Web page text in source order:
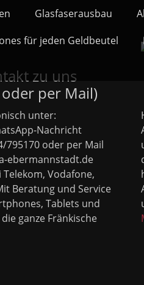
Glasfaserausbau
für jeden Geldbeutel
zu uns
per Mail)
unter:
Nachricht
795170 oder per Mail
ebermannstadt.de
Vodafone,
Beratung und Service
Tablets und
ganze Fränkische